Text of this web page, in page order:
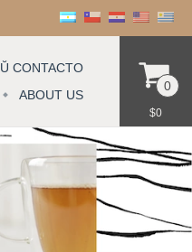
Ŭ CONTACTO
ABOUT US
0
$0